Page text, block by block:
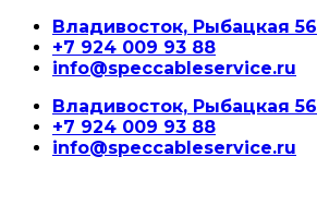
Владивосток, Рыбацкая 56
+7 924 009 93 88
info@speccableservice.ru
Владивосток, Рыбацкая 56
+7 924 009 93 88
info@speccableservice.ru